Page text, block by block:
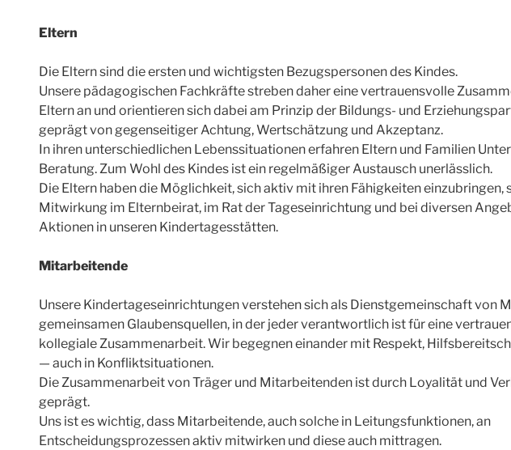
Eltern
Die Eltern sind die ersten und wichtigsten Bezugspersonen des Kindes.
Unsere pädagogischen Fachkräfte streben daher eine vertrauensvolle
Eltern an und orientieren sich dabei am Prinzip der Bildungs- und
geprägt von gegenseitiger Achtung, Wertschätzung und Akzeptanz.
In ihren unterschiedlichen Lebenssituationen erfahren Eltern und Familien
Beratung. Zum Wohl des Kindes ist ein regelmäßiger Austausch unerlässlich.
Die Eltern haben die Möglichkeit, sich aktiv mit ihren Fähigkeiten einzubringen,
Mitwirkung im Elternbeirat, im Rat der Tageseinrichtung und bei diversen
Aktionen in unseren Kindertagesstätten.
Mitarbeitende
Unsere Kindertageseinrichtungen verstehen sich als Dienstgemeinschaft von
gemeinsamen Glaubensquellen, in der jeder verantwortlich ist für eine
kollegiale Zusammenarbeit. Wir begegnen einander mit Respekt,
— auch in Konfliktsituationen.
Die Zusammenarbeit von Träger und Mitarbeitenden ist durch Loyalität und
geprägt.
Uns ist es wichtig, dass Mitarbeitende, auch solche in Leitungsfunktionen, an
Entscheidungsprozessen aktiv mitwirken und diese auch mittragen.